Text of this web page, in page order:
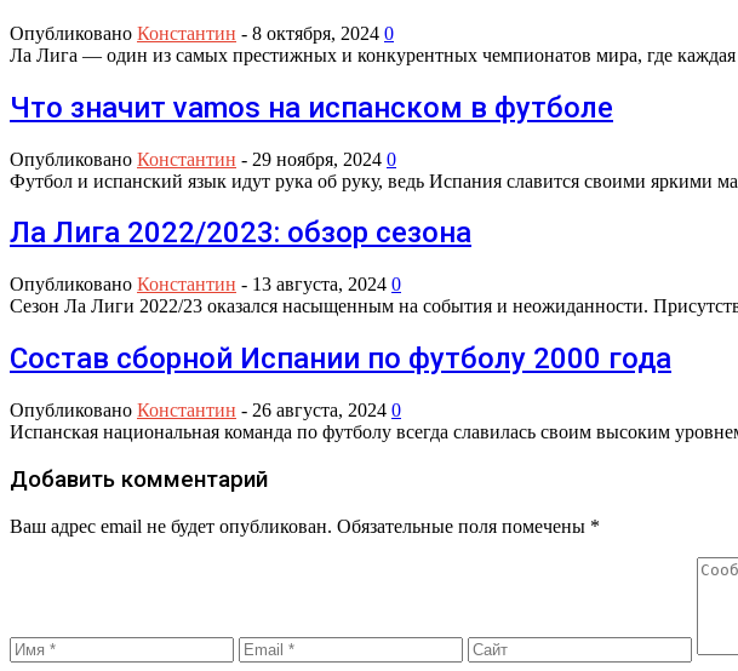
Опубликовано Константин - 8 октября, 2024 0
Ла Лига — один из самых престижных и конкурентных чемпионатов мира, где
Что значит vamos на испанском в футболе
Опубликовано Константин - 29 ноября, 2024 0
Футбол и испанский язык идут рука об руку, ведь Испания славится своими
Ла Лига 2022/2023: обзор сезона
Опубликовано Константин - 13 августа, 2024 0
Сезон Ла Лиги 2022/23 оказался насыщенным на события и неожиданности.
Состав сборной Испании по футболу 2000 года
Опубликовано Константин - 26 августа, 2024 0
Испанская национальная команда по футболу всегда славилась своим высоким
Добавить комментарий
Ваш адрес email не будет опубликован. Обязательные поля помечены *